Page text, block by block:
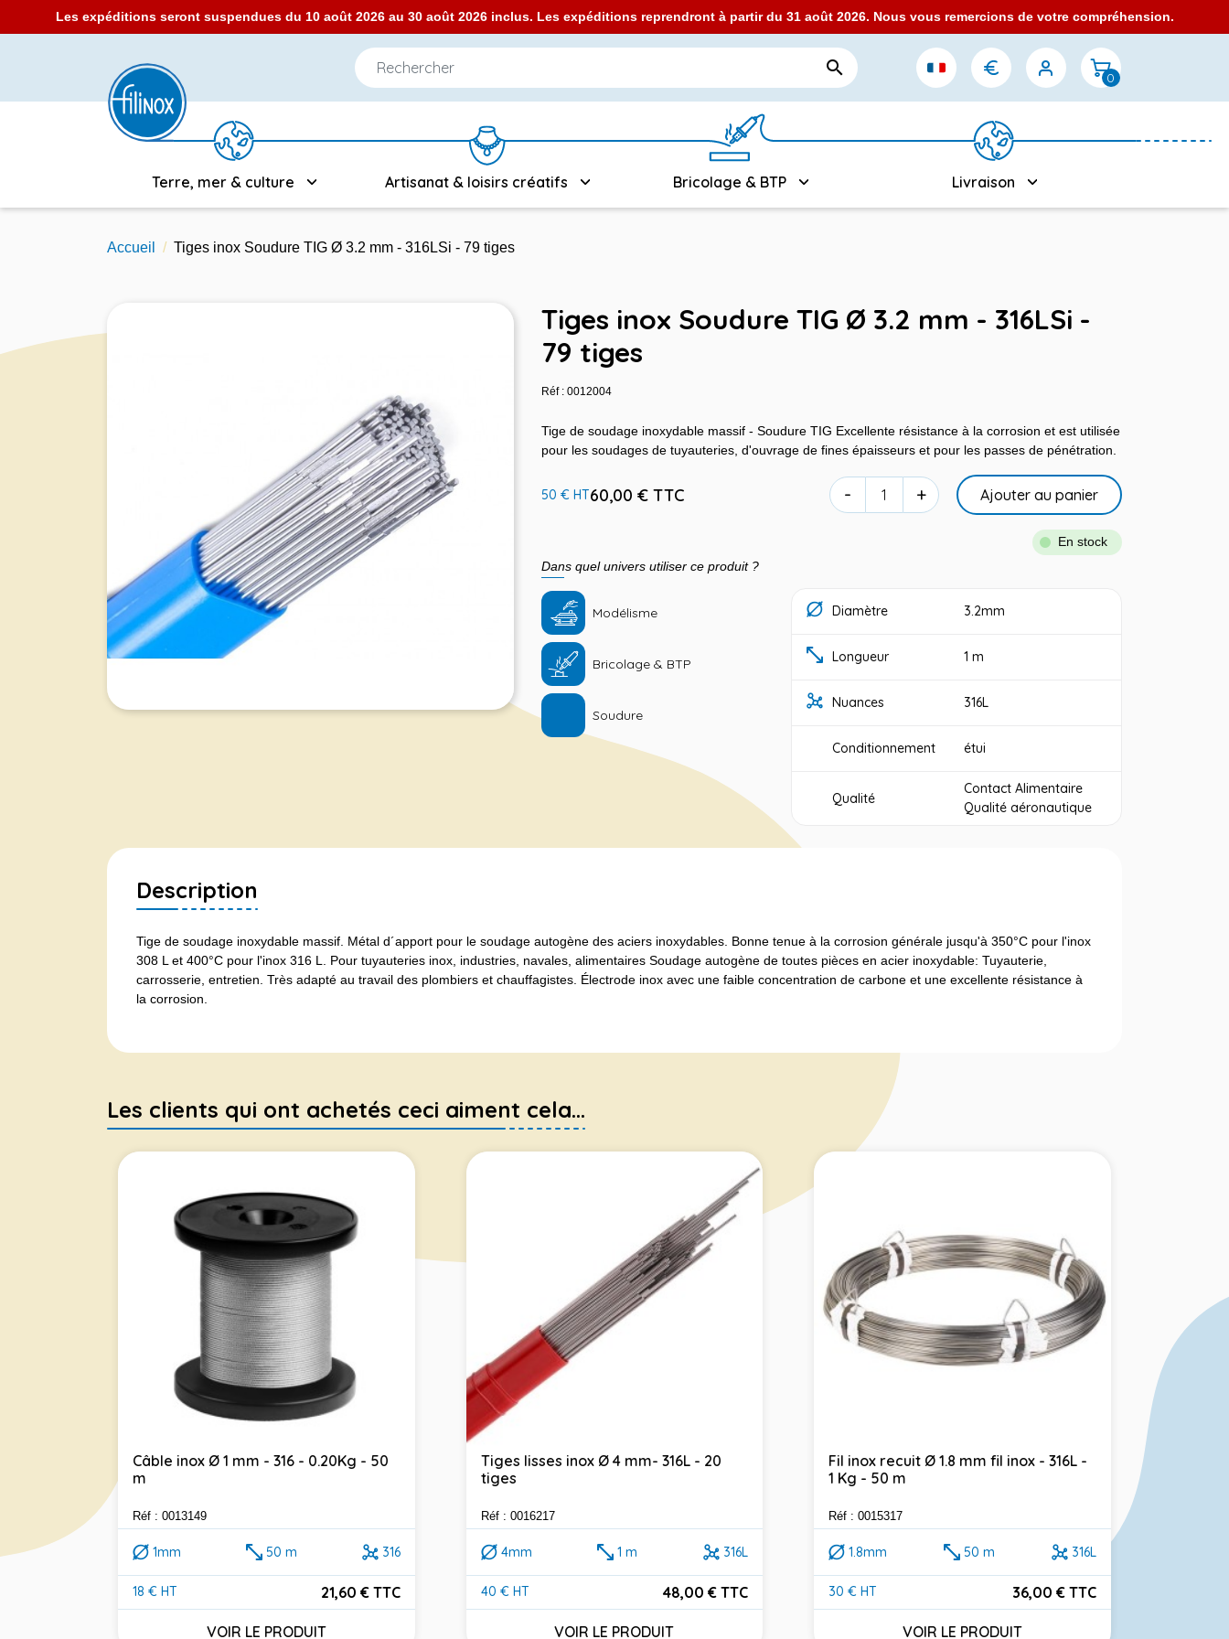
Les expéditions seront suspendues du 10 août 2026 au 30 août 2026 inclus. Les expéditions reprendront à partir du 31 août 2026. Nous vous remercions de votre compréhension.
 0
Terre, mer & culture Artisanat & loisirs créatifs Bricolage & BTP Livraison
Accueil Tiges inox Soudure TIG Ø 3.2 mm - 316LSi - 79 tiges
Tiges inox Soudure TIG Ø 3.2 mm - 316LSi -
79 tiges
Réf : 0012004
Tige de soudage inoxydable massif - Soudure TIG Excellente résistance à la corrosion et est utilisée
pour les soudages de tuyauteries, d'ouvrage de fines épaisseurs et pour les passes de pénétration.
50 € HT60,00 € TTC - + Ajouter au panier
En stock
Dans quel univers utiliser ce produit ?
Modélisme
Bricolage & BTP
Soudure
Diamètre 3.2mm
Longueur 1 m
Nuances 316L
Conditionnement étui
Qualité
Contact Alimentaire
Qualité aéronautique
Description
Tige de soudage inoxydable massif. Métal d´apport pour le soudage autogène des aciers inoxydables. Bonne tenue à la corrosion générale jusqu'à 350°C pour l'inox
308 L et 400°C pour l'inox 316 L. Pour tuyauteries inox, industries, navales, alimentaires Soudage autogène de toutes pièces en acier inoxydable: Tuyauterie,
carrosserie, entretien. Très adapté au travail des plombiers et chauffagistes. Électrode inox avec une faible concentration de carbone et une excellente résistance à
la corrosion.
Les clients qui ont achetés ceci aiment cela...
Câble inox Ø 1 mm - 316 - 0.20Kg - 50
m
Réf : 0013149
1mm 50 m 316
18 € HT
Prix
21,60 € TTC
VOIR LE PRODUIT
Tiges lisses inox Ø 4 mm- 316L - 20
tiges
Réf : 0016217
4mm 1 m 316L
40 € HT
Prix
48,00 € TTC
VOIR LE PRODUIT
Fil inox recuit Ø 1.8 mm fil inox - 316L -
1 Kg - 50 m
Réf : 0015317
1.8mm 50 m 316L
30 € HT
Prix
36,00 € TTC
VOIR LE PRODUIT